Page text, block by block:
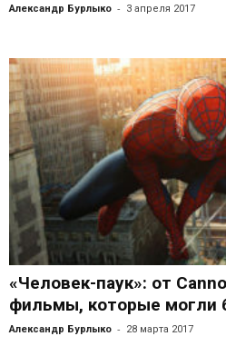
Александр Бурлыко - 3 апреля 2017
«Человек-паук»: от
фильмы, которые могли
Александр Бурлыко - 28 марта 2017